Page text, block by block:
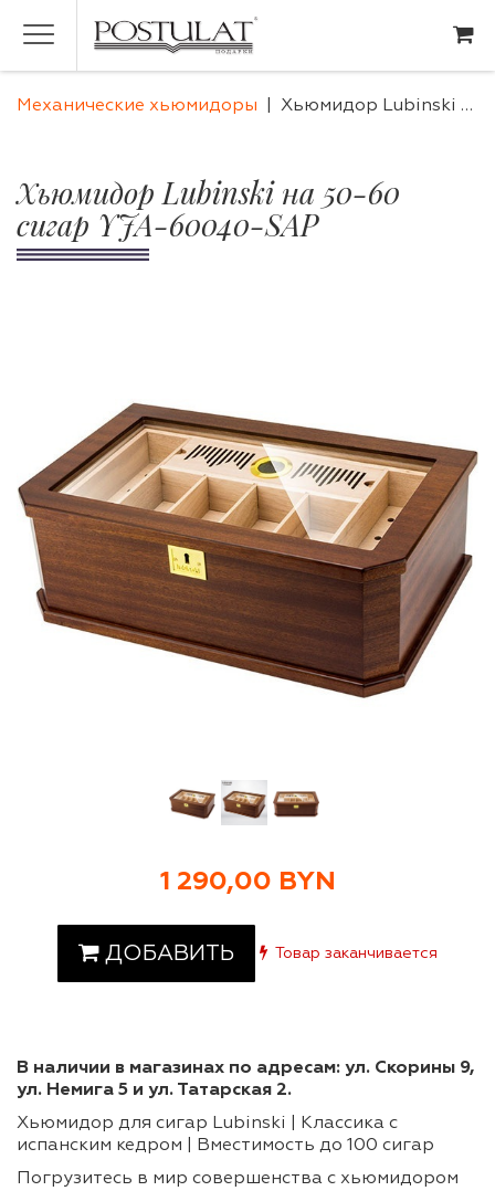
Механические хьюмидоры Хьюмидор Lubinski на 50-60 сигар YJA-60040-SAP
Хьюмидор Lubinski на 50-60
сигар YJA-60040-SAP
1 290,00 BYN
ДОБАВИТЬ Товар заканчивается
В наличии в магазинах по адресам: ул. Скорины 9,
ул. Немига 5 и ул. Татарская 2.
Хьюмидор для сигар Lubinski | Классика с
испанским кедром | Вместимость до 100 сигар
Погрузитесь в мир совершенства с хьюмидором